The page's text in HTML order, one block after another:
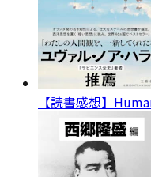
【読書感想】